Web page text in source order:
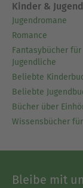
Kinder & Jugend
Jugendromane
Romance
Fantasybücher für
Jugendliche
Beliebte
Beliebte
Bücher über
Wissensbücher
Bleibe mit